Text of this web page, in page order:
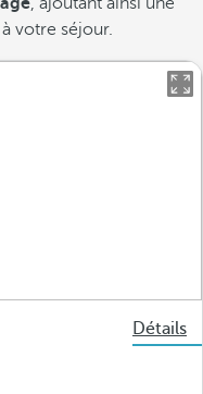
votre séjour.
Détails